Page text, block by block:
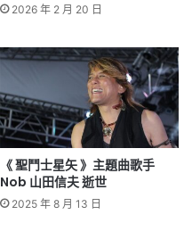
2026 年 2 月 20 日
《 聖鬥士星矢 》主題曲歌手
Nob 山田信夫 逝世
2025 年 8 月 13 日